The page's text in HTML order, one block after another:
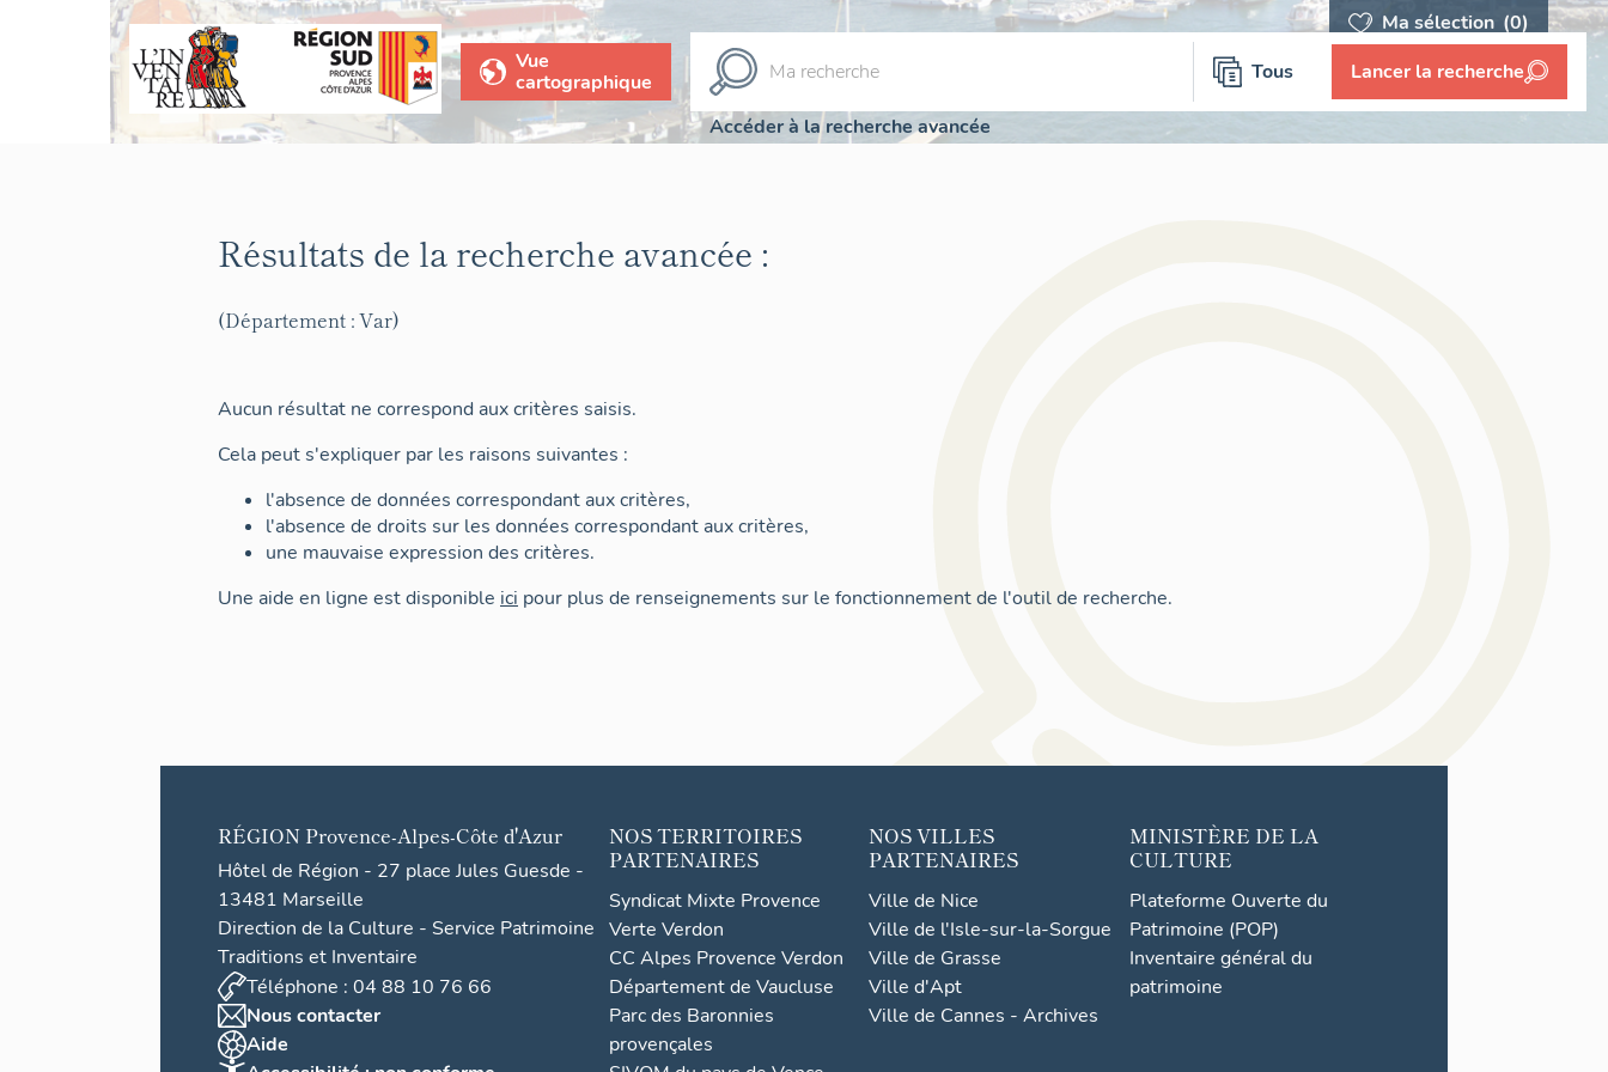
Ma sélection (0)
Vue
cartographique
Tous Lancer la recherche
Accéder à la recherche avancée
Résultats de la recherche avancée :
(Département : Var)
Aucun résultat ne correspond aux critères saisis.
Cela peut s'expliquer par les raisons suivantes :
l'absence de données correspondant aux critères,
l'absence de droits sur les données correspondant aux critères,
une mauvaise expression des critères.
Une aide en ligne est disponible ici pour plus de renseignements sur le fonctionnement de l'outil de recherche.
RÉGION Provence-Alpes-Côte d'Azur
Hôtel de Région - 27 place Jules Guesde -
13481 Marseille
Direction de la Culture - Service Patrimoine
Traditions et Inventaire
Téléphone : 04 88 10 76 66
Nous contacter
Aide
NOS TERRITOIRES
PARTENAIRES
Syndicat Mixte Provence
Verte Verdon
CC Alpes Provence Verdon
Département de Vaucluse
Parc des Baronnies
provençales
NOS VILLES
PARTENAIRES
Ville de Nice
Ville de l'Isle-sur-la-Sorgue
Ville de Grasse
Ville d'Apt
Ville de Cannes - Archives
MINISTÈRE DE LA
CULTURE
Plateforme Ouverte du
Patrimoine (POP)
Inventaire général du
patrimoine